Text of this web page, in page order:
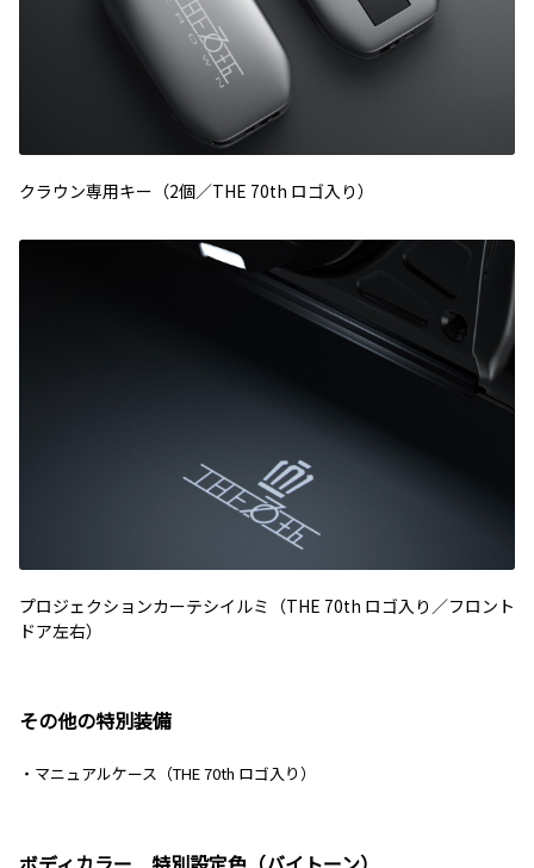
クラウン専用キー（2個／THE 70th ロゴ入り）
プロジェクションカーテシイルミ（THE 70th ロゴ入り／フロント
ドア左右）
その他の特別装備
・マニュアルケース（THE 70th ロゴ入り）